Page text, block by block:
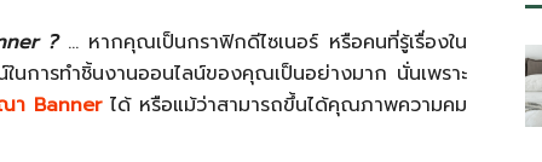
ตี้
?… หากคุณเป็นกราฟิกดีไซเนอร์ หรือคนที่รู้เรื่องใน
นการทำชิ้นงานออนไลน์ของคุณเป็นอย่างมาก นั่นเพราะ
า Bannerได้ หรือแม้ว่าสามารถขึ้นได้คุณภาพความคม